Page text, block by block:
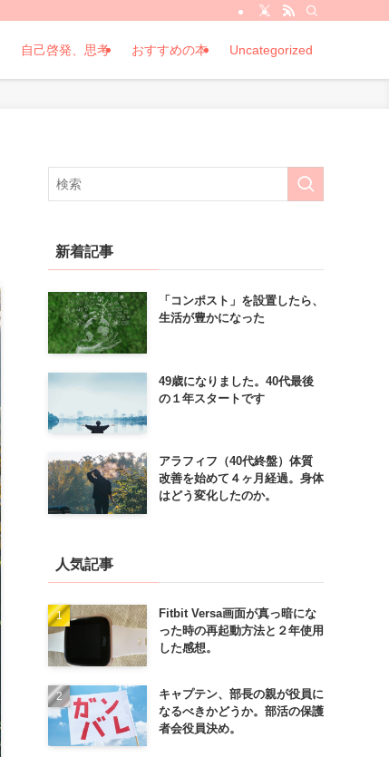
自己啓発、思考 おすすめの本 Uncategorized
新着記事
「コンポスト」を設置したら、
生活が豊かになった
49歳になりました。40代最後
の１年スタートです
アラフィフ（40代終盤）体質
改善を始めて４ヶ月経過。身体
はどう変化したのか。
人気記事
Fitbit Versa画面が真っ暗にな
った時の再起動方法と２年使用
した感想。
キャプテン、部長の親が役員に
なるべきかどうか。部活の保護
者会役員決め。